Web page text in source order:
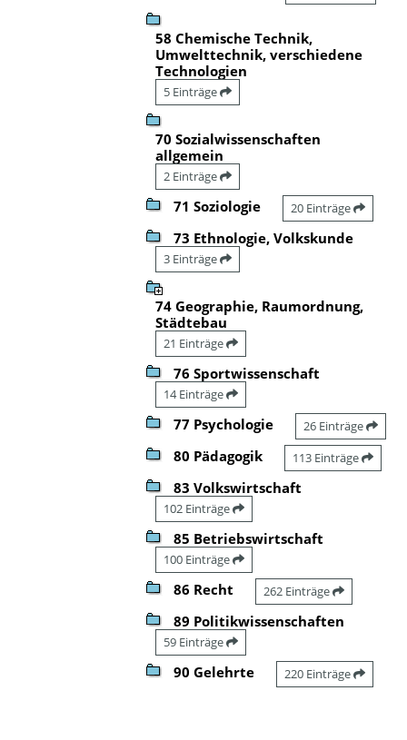
58 Chemische Technik,
Umwelttechnik, verschiedene
Technologien
5 Einträge
70 Sozialwissenschaften
allgemein
2 Einträge
71 Soziologie 20 Einträge
73 Ethnologie, Volkskunde
3 Einträge
74 Geographie, Raumordnung,
Städtebau
21 Einträge
76 Sportwissenschaft
14 Einträge
77 Psychologie 26 Einträge
80 Pädagogik 113 Einträge
83 Volkswirtschaft
102 Einträge
85 Betriebswirtschaft
100 Einträge
86 Recht 262 Einträge
89 Politikwissenschaften
59 Einträge
90 Gelehrte 220 Einträge